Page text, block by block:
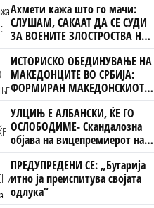
Ахмети кажа што го мачи:
СЛУШАМ, САКААТ ДА СЕ СУДИ
ЗА ВОЕНИТЕ ЗЛОСТРОСТВА НА
УЧК...
ИСТОРИСКО ОБЕДИНУВАЊЕ НА
МАКЕДОНЦИТЕ ВО СРБИЈА:
ФОРМИРАН МАКЕДОНСКИОТ
НАЦИОНАЛЕН СОЈУЗ
УЛЦИЊ Е АЛБАНСКИ, ЌЕ ГО
ОСЛОБОДИМЕ- Скандалозна
објава на вицепремиерот на
Црна Гора
ПРЕДУПРЕДЕНИ СЕ: „Бугарија
итно ја преиспитува својата
одлука“